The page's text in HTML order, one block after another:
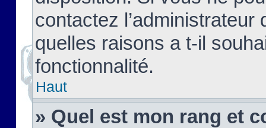
contactez
quelles raisons a t-il
fonctionnalité.
Haut
» Quel est mon rang et